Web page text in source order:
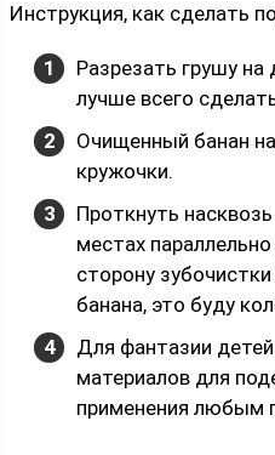
Инструкция, как сделать
Разрезать грушу
лучше всего
Очищенный банан
кружочки.
Проткнуть
местах
сторону
банана, это буду
Для фантазии
материалов для
применения любым